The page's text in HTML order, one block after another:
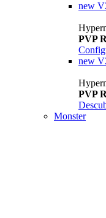
new
PVP
new
PVP
Monster